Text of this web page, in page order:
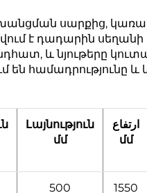
սարքից,
է դադարին
և նյութերը
համադրությունը և
Լայնություն
մմ
ارتفاع
մմ
500 1550